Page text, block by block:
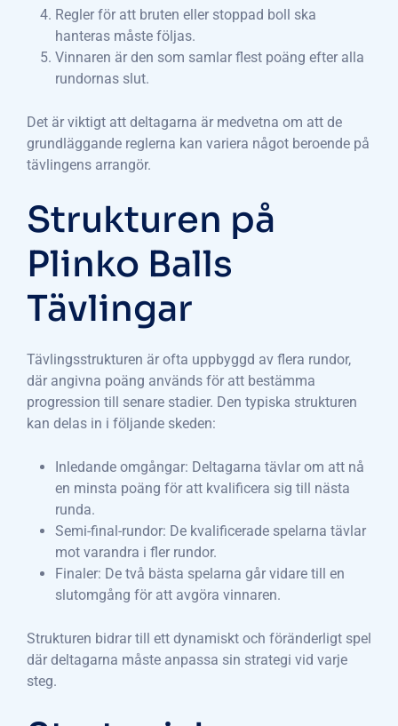
Regler för att bruten eller stoppad boll ska
hanteras måste följas.
Vinnaren är den som samlar flest poäng efter alla
rundornas slut.
Det är viktigt att deltagarna är medvetna om att de
grundläggande reglerna kan variera något beroende på
tävlingens arrangör.
Strukturen på
Plinko Balls
Tävlingar
Tävlingsstrukturen är ofta uppbyggd av flera rundor,
där angivna poäng används för att bestämma
progression till senare stadier. Den typiska strukturen
kan delas in i följande skeden:
Inledande omgångar: Deltagarna tävlar om att nå
en minsta poäng för att kvalificera sig till nästa
runda.
Semi-final-rundor: De kvalificerade spelarna tävlar
mot varandra i fler rundor.
Finaler: De två bästa spelarna går vidare till en
slutomgång för att avgöra vinnaren.
Strukturen bidrar till ett dynamiskt och föränderligt spel
där deltagarna måste anpassa sin strategi vid varje
steg.